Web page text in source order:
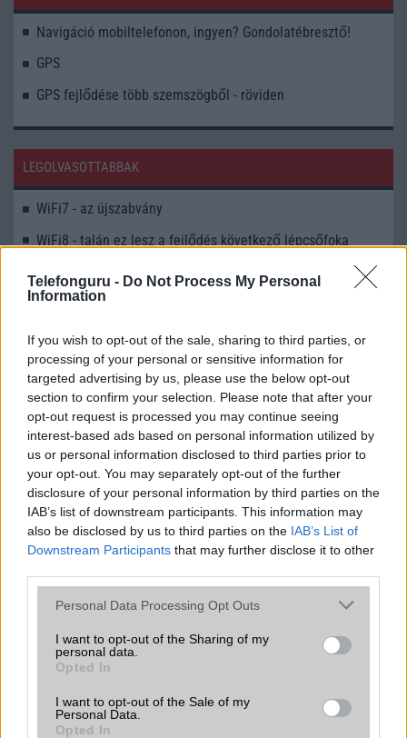
Telefonguru - Do Not Process My Personal
Information
If you wish to opt-out of the sale, sharing to third parties, or
processing of your personal or sensitive information for
targeted advertising by us, please use the below opt-out
section to confirm your selection. Please note that after your
opt-out request is processed you may continue seeing
interest-based ads based on personal information utilized by
us or personal information disclosed to third parties prior to
your opt-out. You may separately opt-out of the further
disclosure of your personal information by third parties on the
IAB’s list of downstream participants. This information may
also be disclosed by us to third parties on the IAB’s List of
Downstream Participants that may further disclose it to other
Please note that this website/app uses one or more Google
not limited to your visit or usage behaviour. You may click to
grant or deny consent to Google and its third-party tags to
use your data for below specified purposes in below Google
consent section.
Personal Data Processing Opt Outs
I want to opt-out of the Sharing of my
personal data.
Opted In
I want to opt-out of the Sale of my
Personal Data.
Opted In
Navigáció mobiltelefonon, ingyen? Gondolatébresztő!
GPS
GPS fejlődése több szemszögből - röviden
LEGOLVASOTTABBAK
WiFi7 - az újszabvány
WiFi8 - talán ez lesz a fejlődés következő lépcsőfoka
MLO (Multi-Link Operation) működése
WiFi 6
Android verziók
A WiFi Direct egy önálló rendszer. Miért is?
WiFi - visszafelé kompatibilitás
MLO (Multi-Link Operation) működése
Mennyibe kerül
Keressen a telefonboltok ajánlatai között!
Márka :